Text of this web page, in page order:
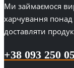
Ми займаємося
харчування
доставляти
+38 093 250